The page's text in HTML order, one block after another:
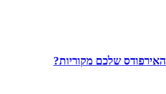
שלכם מקוריות?